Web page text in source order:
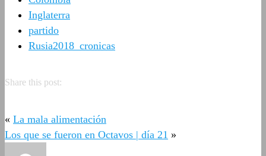
Inglaterra
partido
Rusia2018_cronicas
Share this post:
« La mala alimentación
Los que se fueron en Octavos | día 21 »